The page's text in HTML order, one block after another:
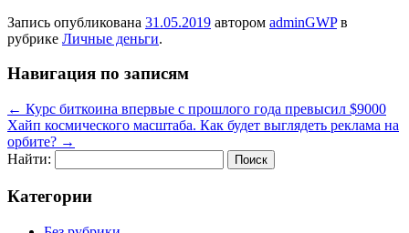
Запись опубликована 31.05.2019 автором adminGWPв
рубрике Личные деньги.
Навигация по записям
← Курс биткоина впервые с прошлого года превысил $9000
Хайп космического масштаба. Как будет выглядеть реклама на
орбите? →
Найти:
Категории